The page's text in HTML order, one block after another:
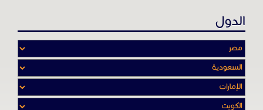
الدول